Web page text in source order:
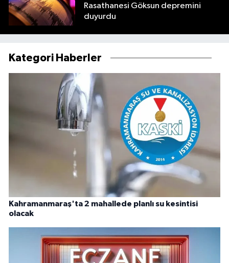
Rasathanesi Göksun depremini
duyurdu
Kategori Haberler
Kahramanmaraş'ta 2 mahallede planlı su kesintisi
olacak